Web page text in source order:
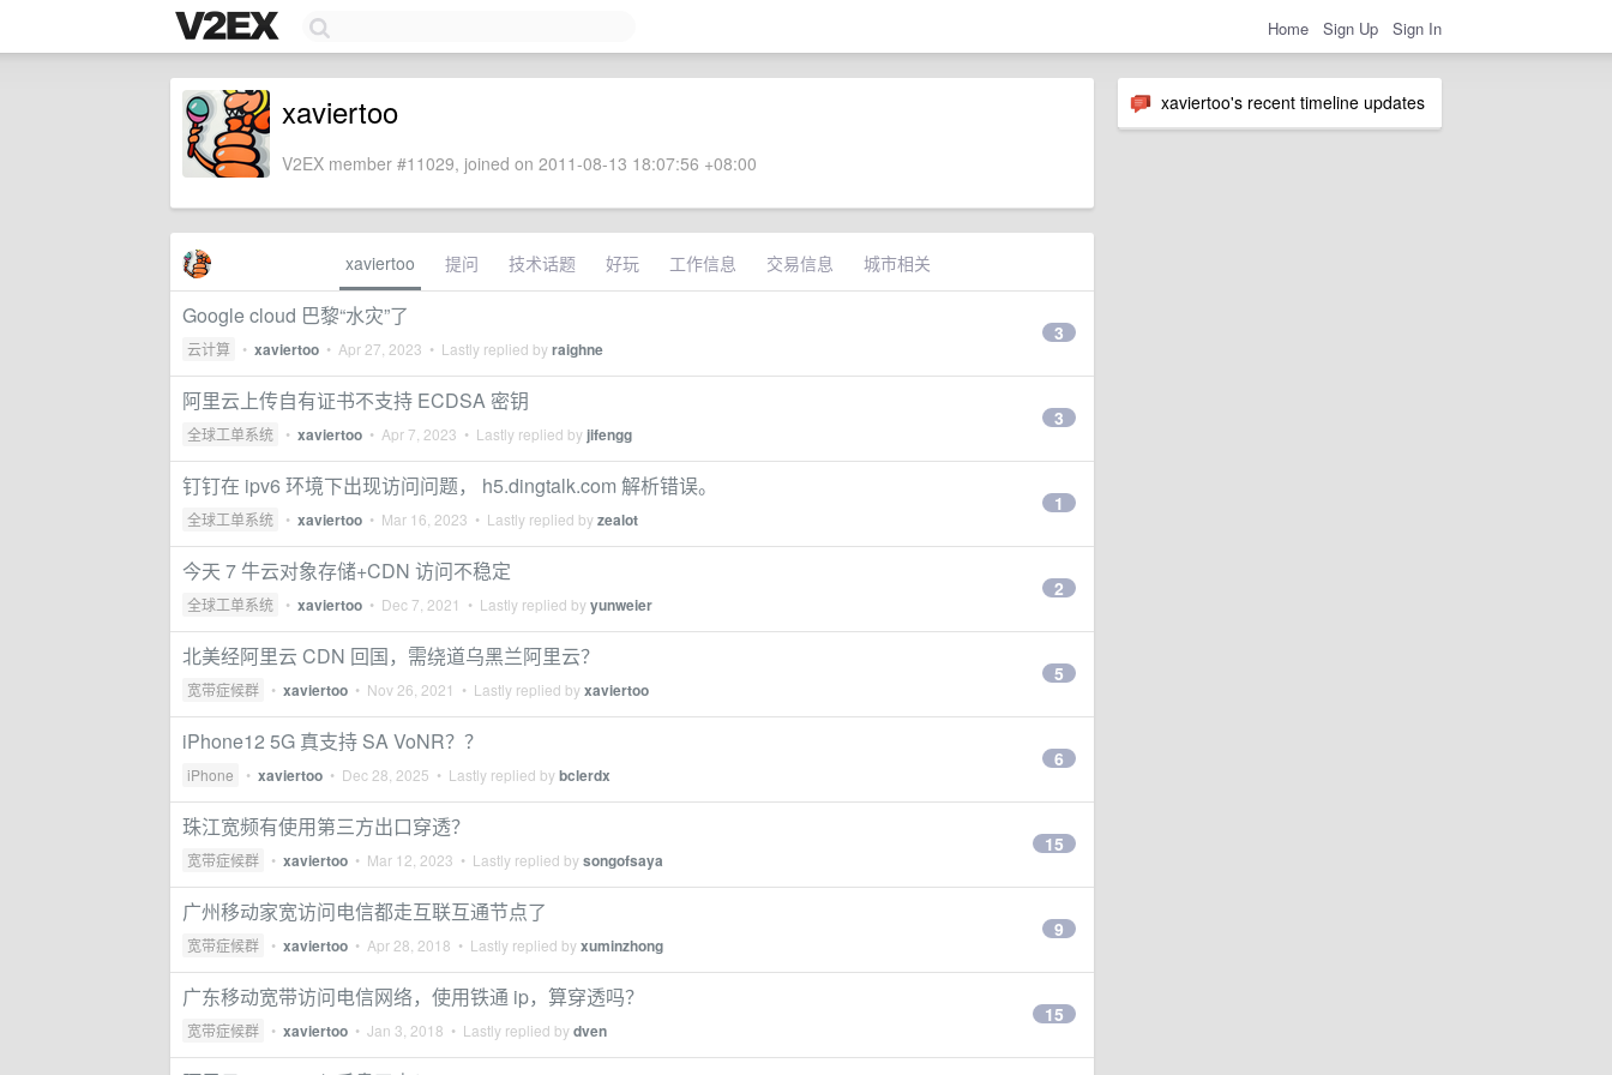
Home Sign Up Sign In
xaviertoo's recent timeline updates
xaviertoo
V2EX member #11029, joined on 2011-08-13 18:07:56 +08:00
xaviertoo 提问 技术话题 好玩 工作信息 交易信息 城市相关
Google cloud 巴黎“水灾”了
云计算 • xaviertoo • Apr 27, 2023 • Lastly replied byraighne
3
阿里云上传自有证书不支持 ECDSA 密钥
全球工单系统 • xaviertoo • Apr 7, 2023 • Lastly replied by jifengg
3
钉钉在 ipv6 环境下出现访问问题， h5.dingtalk.com 解析错误。
全球工单系统 • xaviertoo • Mar 16, 2023 • Lastly replied byzealot
1
今天 7 牛云对象存储+CDN 访问不稳定
全球工单系统 • xaviertoo • Dec 7, 2021 • Lastly replied byyunweier
2
北美经阿里云 CDN 回国，需绕道乌黑兰阿里云？
宽带症候群 • xaviertoo • Nov 26, 2021 • Lastly replied byxaviertoo
5
iPhone12 5G 真支持 SA VoNR？？
iPhone • xaviertoo • Dec 28, 2025 • Lastly replied bybclerdx
6
珠江宽频有使用第三方出口穿透？
宽带症候群 • xaviertoo • Mar 12, 2023 • Lastly replied bysongofsaya
15
广州移动家宽访问电信都走互联互通节点了
宽带症候群 • xaviertoo • Apr 28, 2018 • Lastly replied byxuminzhong
9
广东移动宽带访问电信网络，使用铁通 ip，算穿透吗？
宽带症候群 • xaviertoo • Jan 3, 2018 • Lastly replied bydven
15